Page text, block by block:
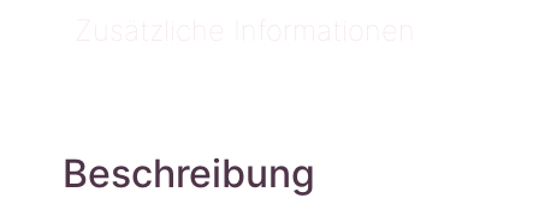
Zusätzliche Informationen
Beschreibung